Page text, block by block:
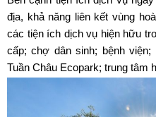
địa, khả năng liên kết vùng
các tiện ích dịch vụ hiện hữu
cấp; chợ dân sinh; bệnh
Tuần Châu Ecopark; trung tâm